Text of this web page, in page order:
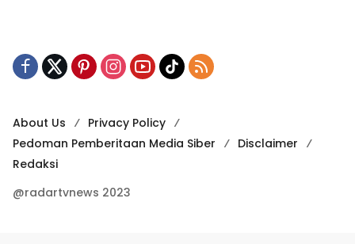
About Us
Privacy Policy
Pedoman Pemberitaan Media Siber
Disclaimer
Redaksi
@radartvnews 2023